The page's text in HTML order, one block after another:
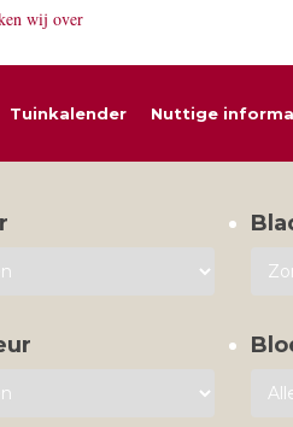
wij over
Tuinkalender Nuttige